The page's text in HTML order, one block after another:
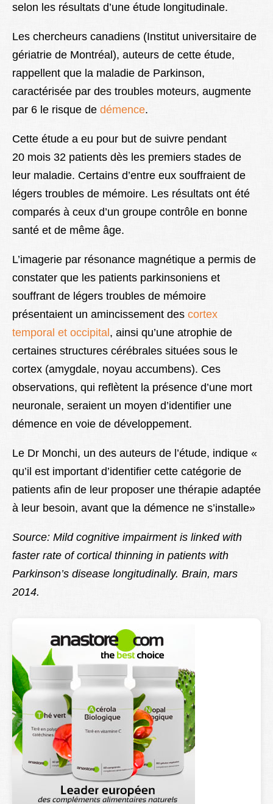
selon les résultats d’une étude longitudinale.
Les chercheurs canadiens (Institut universitaire de
gériatrie de Montréal), auteurs de cette étude,
rappellent que la maladie de Parkinson,
caractérisée par des troubles moteurs, augmente
par 6 le risque de démence.
Cette étude a eu pour but de suivre pendant
20 mois 32 patients dès les premiers stades de
leur maladie. Certains d’entre eux souffraient de
légers troubles de mémoire. Les résultats ont été
comparés à ceux d’un groupe contrôle en bonne
santé et de même âge.
L’imagerie par résonance magnétique a permis de
constater que les patients parkinsoniens et
souffrant de légers troubles de mémoire
présentaient un amincissement des cortex
temporal et occipital, ainsi qu’une atrophie de
certaines structures cérébrales situées sous le
cortex (amygdale, noyau accumbens). Ces
observations, qui reflètent la présence d’une mort
neuronale, seraient un moyen d’identifier une
démence en voie de développement.
Le Dr Monchi, un des auteurs de l’étude, indique «
qu’il est important d’identifier cette catégorie de
patients afin de leur proposer une thérapie adaptée
à leur besoin, avant que la démence ne s’installe»
Source: Mild cognitive impairment is linked with
faster rate of cortical thinning in patients with
Parkinson’s disease longitudinally. Brain, mars
2014.